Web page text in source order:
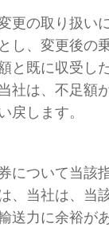
更の取り扱い
し、変更後の
と既に収受し
社は、不足額
戻します。
について当該
、当社は、当
送力に余裕が